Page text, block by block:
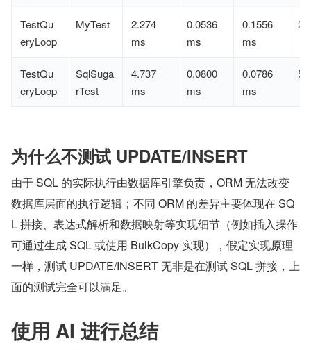
TestQu
eryLoop
MyTest
2.274
ms
0.0536
ms
0.1556
ms
2
TestQu
eryLoop
SqlSuga
rTest
4.737
ms
0.0800
ms
0.0786
ms
5
为什么不测试 UPDATE/INSERT
由于 SQL 的实际执行由数据库引擎负责，ORM 无法改变
数据库层面的执行逻辑；不同 ORM 的差异主要体现在 SQ
L 拼接、表达式解析和数据映射等实现细节（例如插入操作
可通过生成 SQL 或使用 BulkCopy 实现），假定实现原理
一样，测试 UPDATE/INSERT 无非是在测试 SQL 拼接，上
面的测试完全可以满足。
使用 AI 进行总结